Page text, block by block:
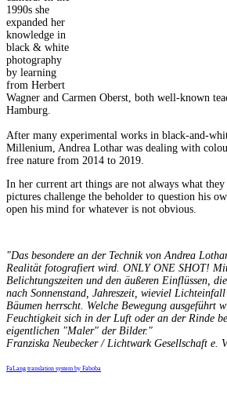
1990s she
expanded her
knowledge in
black & white
photography
by learning
from Herbert
Wagner and Carmen Oberst, both well-known
Hamburg.
After many experimental works in black-and-
Millenium, Andrea Lothar was dealing with
free nature from 2014 to 2019.
In her current art things are not always what they
pictures challenge the beholder to question his
open his mind for whatever is not obvious.
"Das besondere an der Technik von Andrea
Realität fotografiert wird. ONLY ONE SHOT!
Belichtungszeiten und den äußeren Einflüssen,
nach Sonnenstand, Jahreszeit, wieviel
Bäumen herrscht. Welche Bewegung ausgeführt
Feuchtigkeit sich in der Luft oder an der Rinde
eigentlichen "Maler" der Bilder."
Franziska Neubecker / Lichtwark Gesellschaft e.
FaLang translation system by Faboba